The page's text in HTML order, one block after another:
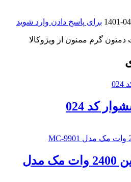
1401- برای پاسخ دادن وارد شوید
گرم ممنون از ویژوکالا
کد 024
سشوار موتور سنگین 2400 وات مک مدل